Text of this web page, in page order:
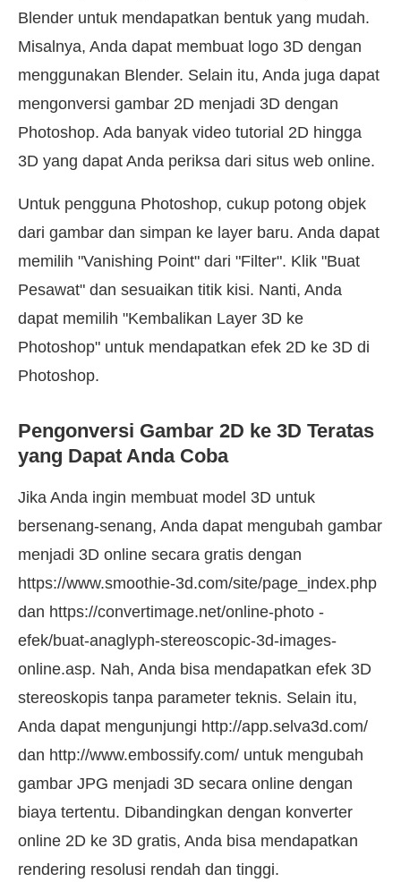
Blender untuk mendapatkan bentuk yang mudah.
Misalnya, Anda dapat membuat logo 3D dengan
menggunakan Blender. Selain itu, Anda juga dapat
mengonversi gambar 2D menjadi 3D dengan
Photoshop. Ada banyak video tutorial 2D hingga
3D yang dapat Anda periksa dari situs web online.
Untuk pengguna Photoshop, cukup potong objek
dari gambar dan simpan ke layer baru. Anda dapat
memilih "Vanishing Point" dari "Filter". Klik "Buat
Pesawat" dan sesuaikan titik kisi. Nanti, Anda
dapat memilih "Kembalikan Layer 3D ke
Photoshop" untuk mendapatkan efek 2D ke 3D di
Photoshop.
Pengonversi Gambar 2D ke 3D Teratas
yang Dapat Anda Coba
Jika Anda ingin membuat model 3D untuk
bersenang-senang, Anda dapat mengubah gambar
menjadi 3D online secara gratis dengan
https://www.smoothie-3d.com/site/page_index.php
dan https://convertimage.net/online-photo -
efek/buat-anaglyph-stereoscopic-3d-images-
online.asp. Nah, Anda bisa mendapatkan efek 3D
stereoskopis tanpa parameter teknis. Selain itu,
Anda dapat mengunjungi http://app.selva3d.com/
dan http://www.embossify.com/ untuk mengubah
gambar JPG menjadi 3D secara online dengan
biaya tertentu. Dibandingkan dengan konverter
online 2D ke 3D gratis, Anda bisa mendapatkan
rendering resolusi rendah dan tinggi.